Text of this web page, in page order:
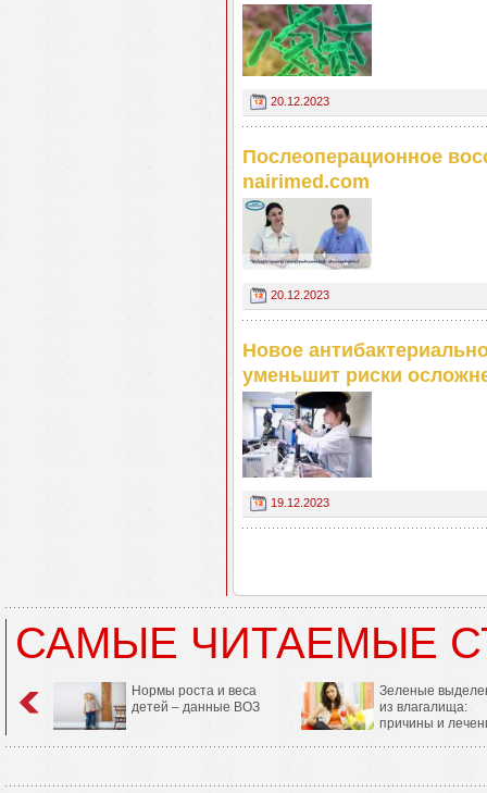
20.12.2023
Послеоперационное
nairimed.com
20.12.2023
Новое
уменьшит риски
19.12.2023
САМЫЕ ЧИТАЕМЫЕ
Нормы роста и веса
детей – данные ВОЗ
Зеленые
из влагалища:
причины и